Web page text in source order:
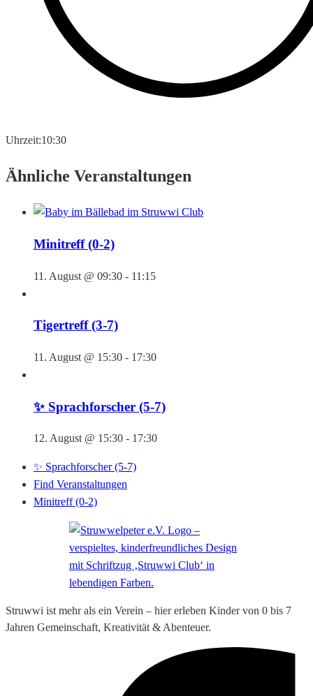
Uhrzeit:10:30
Ähnliche Veranstaltungen
Minitreff (0-2)
11. August @ 09:30 - 11:15
Tigertreff (3-7)
11. August @ 15:30 - 17:30
✨ Sprachforscher (5-7)
12. August @ 15:30 - 17:30
✨ Sprachforscher (5-7)
Find Veranstaltungen
Minitreff (0-2)
Struwwi ist mehr als ein Verein – hier erleben Kinder von 0 bis 7
Jahren Gemeinschaft, Kreativität & Abenteuer.